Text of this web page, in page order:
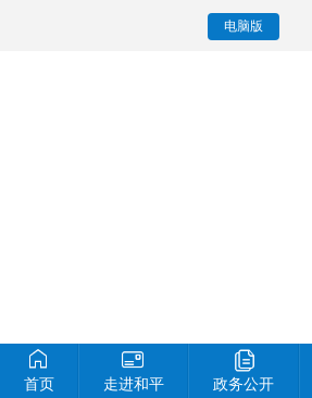
电脑版
首页 走进和平 政务公开